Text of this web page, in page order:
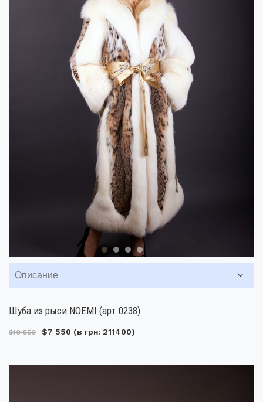
Описание
Шуба из рыси NOEMI (арт.0238)
$10 550 $7 550 (в грн: 211400)